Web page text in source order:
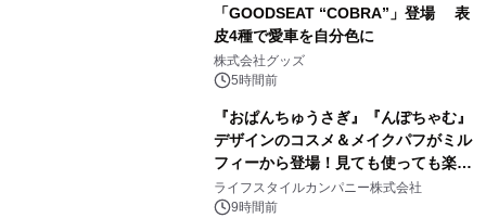
「GOODSEAT “COBRA”」登場 表
皮4種で愛車を自分色に
株式会社グッズ
5時間前
『おぱんちゅうさぎ』『んぽちゃむ』
デザインのコスメ＆メイクパフがミル
フィーから登場！見ても使っても楽し
い、ポップでキュートなコレクショ
ン。
ライフスタイルカンパニー株式会社
9時間前